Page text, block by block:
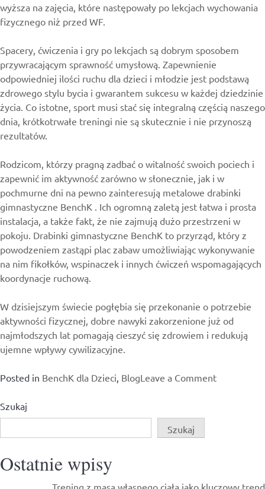
wyższa na zajęcia, które następowały po lekcjach wychowania
fizycznego niż przed WF.
Spacery, ćwiczenia i gry po lekcjach są dobrym sposobem
przywracającym sprawność umysłową. Zapewnienie
odpowiedniej ilości ruchu dla dzieci i młodzie jest podstawą
zdrowego stylu bycia i gwarantem sukcesu w każdej dziedzinie
życia. Co istotne, sport musi stać się integralną częścią naszego
dnia, krótkotrwałe treningi nie są skutecznie i nie przynoszą
rezultatów.
Rodzicom, którzy pragną zadbać o witalność swoich pociech i
zapewnić im aktywność zarówno w słonecznie, jak i w
pochmurne dni na pewno zainteresują metalowe drabinki
gimnastyczne BenchK . Ich ogromną zaletą jest łatwa i prosta
instalacja, a także fakt, że nie zajmują dużo przestrzeni w
pokoju. Drabinki gimnastyczne BenchK to przyrząd, który z
powodzeniem zastąpi plac zabaw umożliwiając wykonywanie
na nim fikołków, wspinaczek i innych ćwiczeń wspomagających
koordynacje ruchową.
W dzisiejszym świecie pogłębia się przekonanie o potrzebie
aktywności fizycznej, dobre nawyki zakorzenione już od
najmłodszych lat pomagają cieszyć się zdrowiem i redukują
ujemne wpływy cywilizacyjne.
Posted in BenchK dla Dzieci, BlogLeave a Commenton
Szukaj
Szukaj
Ostatnie wpisy